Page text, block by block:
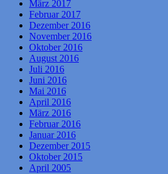
März 2017
Februar 2017
Dezember 2016
November 2016
Oktober 2016
August 2016
Juli 2016
Juni 2016
Mai 2016
April 2016
März 2016
Februar 2016
Januar 2016
Dezember 2015
Oktober 2015
April 2005